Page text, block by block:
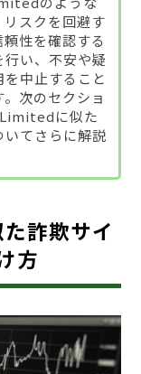
スクを回避す
性を確認する
い、不安や疑
中止すること
次のセクショ
に似た
てさらに解説
詐欺サイ
方